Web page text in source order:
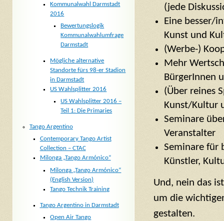
(jede
Eine besser/
Kunst und
(Werbe-)
Mehr
BürgerInnen
(Über reines
Kunst/Kultur
Seminare
Veranstalter
Seminare für
Künstler,
Und, nein das
um die
gestalten.
Kommunalwahl Darmstadt
2016
Bewertungslogik
Kommunalwahlumfrage
Darmstadt
Mögliche alternative
Standorte fürs 98-er Stadion
in Darmstadt
US Wahlsplitter 2016
US Wahlsplitter 2016 –
Teil 1: Die Primaries
Tango Argentino
Contemporary Tango Artist
Collection – CTAC
Milonga „Tango Armónico“
Milonga „Tango Armónico“
(English Version)
Tango Technik Training
Tango Argentino in Darmstadt
Open Air Tango